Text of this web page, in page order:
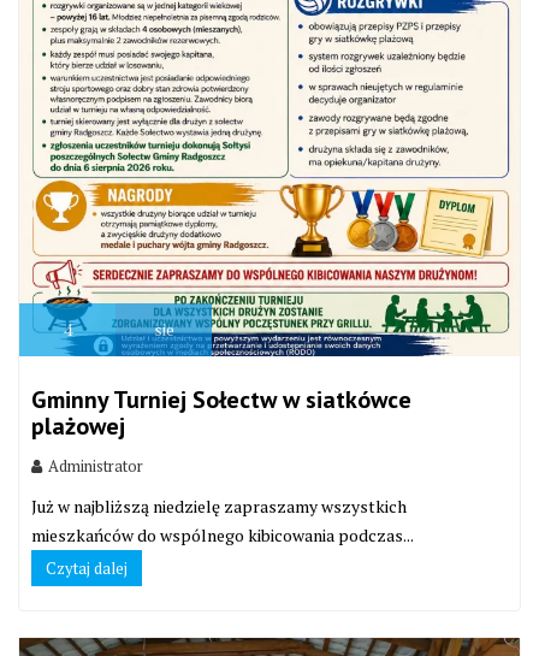
4 sie
Gminny Turniej Sołectw w siatkówce
plażowej
Administrator
Już w najbliższą niedzielę zapraszamy wszystkich
mieszkańców do wspólnego kibicowania podczas...
Czytaj dalej